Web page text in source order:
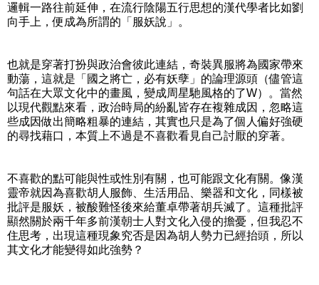
邏輯一路往前延伸，在流行陰陽五行思想的漢代學者比如劉
向手上，便成為所謂的「服妖說」。
也就是穿著打扮與政治會彼此連結，奇裝異服將為國家帶來
動蕩，這就是「國之將亡，必有妖孽」的論理源頭（儘管這
句話在大眾文化中的畫風，變成周星馳風格的了W）。當然
以現代觀點來看，政治時局的紛亂皆存在複雜成因，忽略這
些成因做出簡略粗暴的連結，其實也只是為了個人偏好強硬
的尋找藉口，本質上不過是不喜歡看見自己討厭的穿著。
不喜歡的點可能與性或性別有關，也可能跟文化有關。像漢
靈帝就因為喜歡胡人服飾、生活用品、樂器和文化，同樣被
批評是服妖，被酸難怪後來給董卓帶著胡兵滅了。這種批評
顯然關於兩千年多前漢朝士人對文化入侵的擔憂，但我忍不
住思考，出現這種現象究否是因為胡人勢力已經抬頭，所以
其文化才能變得如此強勢？